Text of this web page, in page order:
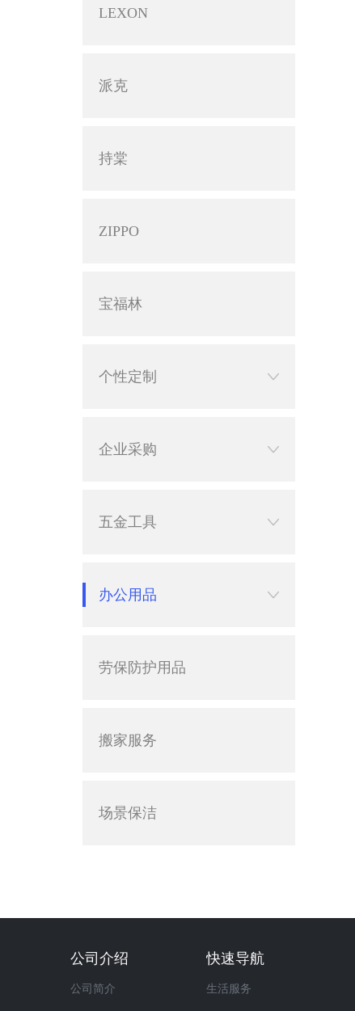
LEXON
派克
持棠
ZIPPO
宝福林
个性定制
企业采购
五金工具
办公用品
劳保防护用品
搬家服务
场景保洁
公司介绍
公司简介
快速导航
生活服务